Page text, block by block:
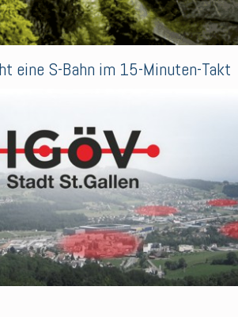
eine S-Bahn im 15-Minuten-Takt